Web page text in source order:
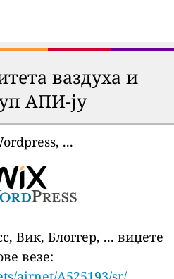
ваздуха и
АПИ-ју
...
Вик, Блоггер, ... виџете
везе: